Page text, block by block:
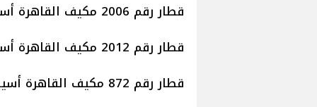
قطار رقم 2006 مكيف القاهرة أسوان موعد قيامه الساعة 17.15 عصرا.
قطار رقم 2012 مكيف القاهرة أسوان موعد قيامه الساعة 17.30 عصرا.
قطار رقم 872 مكيف القاهرة أسيوط موعد قيامه الساعة 17.45 عصرا.